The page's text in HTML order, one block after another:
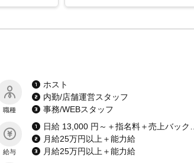
職種
ホスト
内勤/店舗運営スタッフ
事務/WEBスタッフ
給与
月給25万円以上＋能力給
月給25万円以上＋能力給